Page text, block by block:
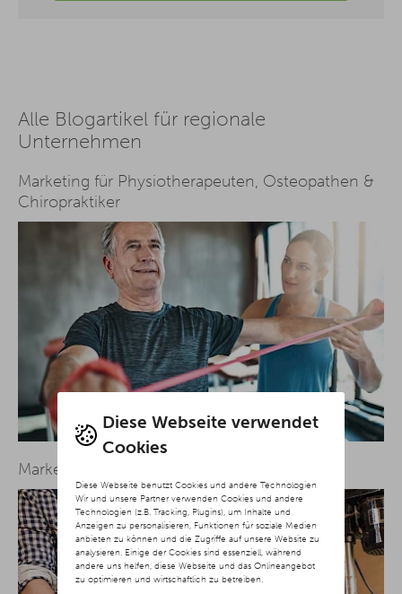
Diese Webseite verwendet
Cookies
Diese Webseite benutzt Cookies und andere Technologien
Wir und unsere Partner verwenden Cookies und andere
Technologien (z.B. Tracking, Plugins), um Inhalte und
Anzeigen zu personalisieren, Funktionen für soziale Medien
anbieten zu können und die Zugriffe auf unsere Website zu
analysieren. Einige der Cookies sind essenziell, während
andere uns helfen, diese Webseite und das Onlineangebot
zu optimieren und wirtschaftlich zu betreiben.
Alle Blogartikel für regionale
Unternehmen
Marketing für Physiotherapeuten, Osteopathen &
Chiropraktiker
Marketing für Handwerker